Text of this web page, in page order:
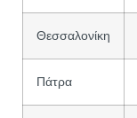
Θεσσαλονίκη
Πάτρα